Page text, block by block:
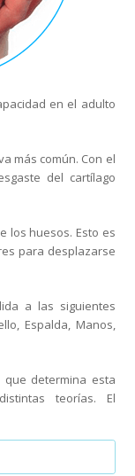
en el adulto
más común. Con el
del cartílago
los huesos. Esto es
para desplazarse
a las siguientes
Espalda, Manos,
determina esta
teorías. El